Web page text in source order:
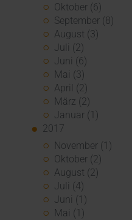
Oktober (6)
September (8)
August (3)
Juli (2)
Juni (6)
Mai (3)
April (2)
März (2)
Januar (1)
2017
November (1)
Oktober (2)
August (2)
Juli (4)
Juni (1)
Mai (1)